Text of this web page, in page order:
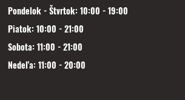
Pondelok - Štvrtok: 10:00 - 19:00
Piatok: 10:00 - 21:00
Sobota: 11:00 - 21:00
Nedeľa: 11:00 - 20:00